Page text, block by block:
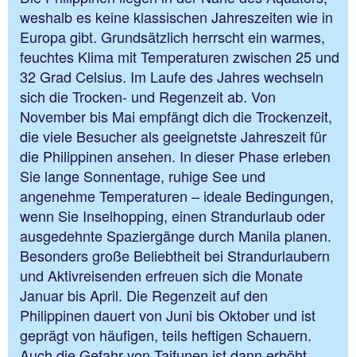
weshalb es keine klassischen Jahreszeiten wie in
Europa gibt. Grundsätzlich herrscht ein warmes,
feuchtes Klima mit Temperaturen zwischen 25 und
32 Grad Celsius. Im Laufe des Jahres wechseln
sich die Trocken- und Regenzeit ab. Von
November bis Mai empfängt dich die Trockenzeit,
die viele Besucher als geeignetste Jahreszeit für
die Philippinen ansehen. In dieser Phase erleben
Sie lange Sonnentage, ruhige See und
angenehme Temperaturen – ideale Bedingungen,
wenn Sie Inselhopping, einen Strandurlaub oder
ausgedehnte Spaziergänge durch Manila planen.
Besonders große Beliebtheit bei Strandurlaubern
und Aktivreisenden erfreuen sich die Monate
Januar bis April. Die Regenzeit auf den
Philippinen dauert von Juni bis Oktober und ist
geprägt von häufigen, teils heftigen Schauern.